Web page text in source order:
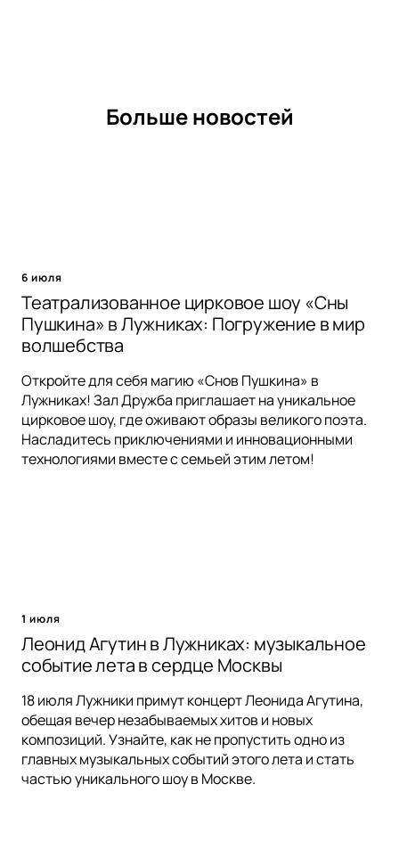
Больше новостей
6 июля
Театрализованное цирковое шоу «Сны
Пушкина» в Лужниках: Погружение в мир
волшебства
Откройте для себя магию «Снов Пушкина» в
Лужниках! Зал Дружба приглашает на уникальное
цирковое шоу, где оживают образы великого поэта.
Насладитесь приключениями и инновационными
технологиями вместе с семьей этим летом!
1 июля
Леонид Агутин в Лужниках: музыкальное
событие лета в сердце Москвы
18 июля Лужники примут концерт Леонида Агутина,
обещая вечер незабываемых хитов и новых
композиций. Узнайте, как не пропустить одно из
главных музыкальных событий этого лета и стать
частью уникального шоу в Москве.